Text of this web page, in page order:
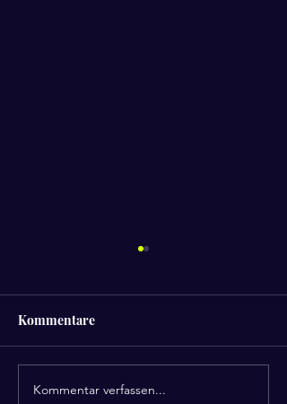
Die 10 Geheimnisse
Kommentare
Kommentar verfassen...